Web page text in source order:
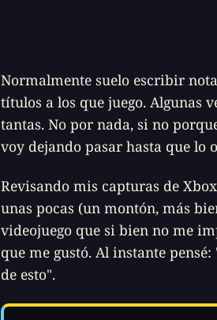
Normalmente suelo escribir
títulos a los que juego. Algunas
tantas. No por nada, si no
voy dejando pasar hasta que lo
Revisando mis capturas de
unas pocas (un montón, más
videojuego que si bien no me
que me gustó. Al instante
de esto".